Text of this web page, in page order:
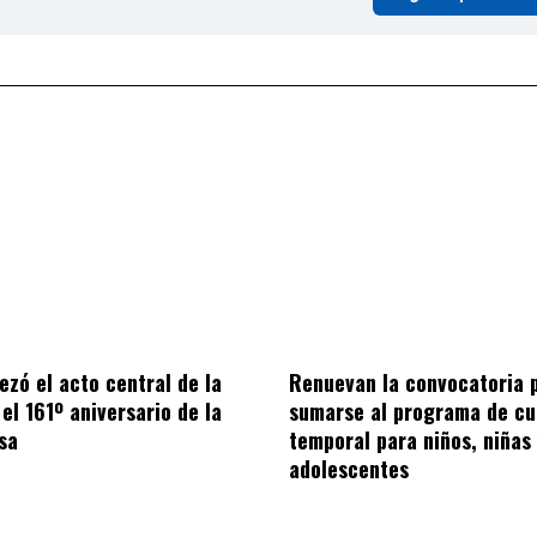
el acto central de la
161º aniversario de la
Renuevan la convocatoria
sumarse al programa de
temporal para niños, niñas
adolescentes